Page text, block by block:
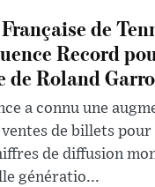
de
Record
de Roland
a connu une
de billets
de diffusion
génératio...